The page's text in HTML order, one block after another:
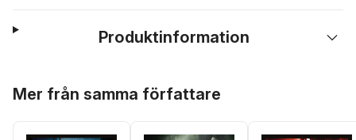
Produktinformation
Mer från samma författare